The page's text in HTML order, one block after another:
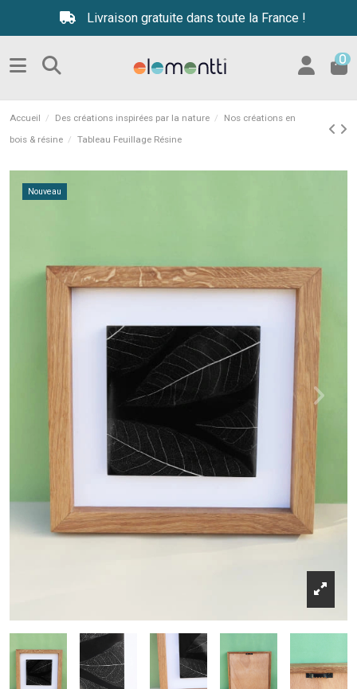
Livraison gratuite dans toute la France !
0
Accueil Des créations inspirées par la nature
Nos créations en
bois & résine
Tableau Feuillage Résine
Nouveau